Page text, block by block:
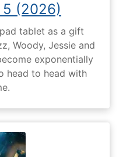
5 (2026)
tablet as a gift
Woody, Jessie and
exponentially
head to head with